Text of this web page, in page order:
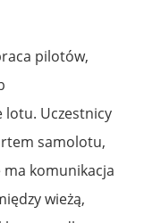
pilotów,
lotu. Uczestnicy
samolotu,
ma komunikacja
wieżą,